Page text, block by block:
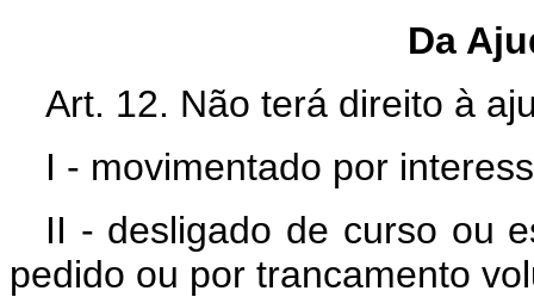
Da
Art. 12. Não terá direito à
I - movimentado por
II - desligado de curso ou
pedido ou por trancamento